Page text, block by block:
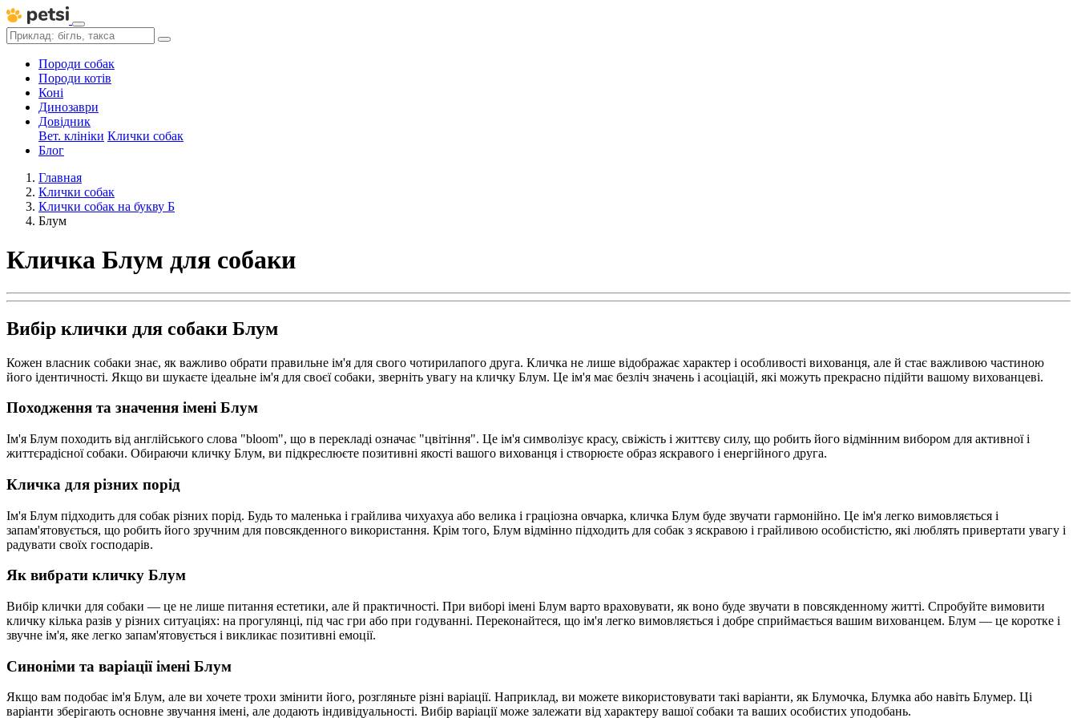
Породи собак
Породи котів
Коні
Динозаври
Довідник
Вет. клініки Клички собак
Блог
Главная
Клички собак
Клички собак на букву Б
Блум
Кличка Блум для собаки
Вибір клички для собаки Блум
Кожен власник собаки знає, як важливо обрати правильне ім'я для свого чотирилапого друга. Кличка не лише відображає характер і особливості вихованця, але й стає важливою частиною
його ідентичності. Якщо ви шукаєте ідеальне ім'я для своєї собаки, зверніть увагу на кличку Блум. Це ім'я має безліч значень і асоціацій, які можуть прекрасно підійти вашому вихованцеві.
Походження та значення імені Блум
Ім'я Блум походить від англійського слова "bloom", що в перекладі означає "цвітіння". Це ім'я символізує красу, свіжість і життєву силу, що робить його відмінним вибором для активної і
життєрадісної собаки. Обираючи кличку Блум, ви підкреслюєте позитивні якості вашого вихованця і створюєте образ яскравого і енергійного друга.
Кличка для різних порід
Ім'я Блум підходить для собак різних порід. Будь то маленька і грайлива чихуахуа або велика і граціозна овчарка, кличка Блум буде звучати гармонійно. Це ім'я легко вимовляється і
запам'ятовується, що робить його зручним для повсякденного використання. Крім того, Блум відмінно підходить для собак з яскравою і грайливою особистістю, які люблять привертати увагу і
радувати своїх господарів.
Як вибрати кличку Блум
Вибір клички для собаки — це не лише питання естетики, але й практичності. При виборі імені Блум варто враховувати, як воно буде звучати в повсякденному житті. Спробуйте вимовити
кличку кілька разів у різних ситуаціях: на прогулянці, під час гри або при годуванні. Переконайтеся, що ім'я легко вимовляється і добре сприймається вашим вихованцем. Блум — це коротке і
звучне ім'я, яке легко запам'ятовується і викликає позитивні емоції.
Синоніми та варіації імені Блум
Якщо вам подобає ім'я Блум, але ви хочете трохи змінити його, розгляньте різні варіації. Наприклад, ви можете використовувати такі варіанти, як Блумочка, Блумка або навіть Блумер. Ці
варіанти зберігають основне звучання імені, але додають індивідуальності. Вибір варіації може залежати від характеру вашої собаки та ваших особистих уподобань.